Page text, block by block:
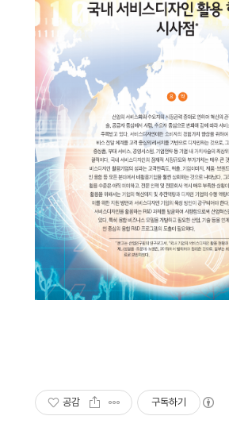
공감 구독하기